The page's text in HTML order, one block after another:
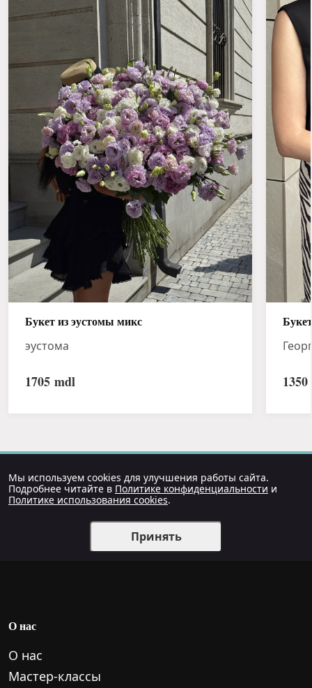
Букет из эустомы микс
эустома
1705 mdl 1350
Мы используем cookies для улучшения работы сайта.
Подробнее читайте в Политике конфиденциальности и
Политике использования cookies.
Принять
О нас
О нас
Мастер-классы